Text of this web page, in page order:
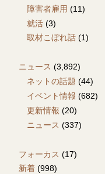
障害者雇用 (11)
就活 (3)
取材こぼれ話 (1)
ニュース (3,892)
ネットの話題 (44)
イベント情報 (682)
更新情報 (20)
ニュース (337)
フォーカス (17)
新着 (998)